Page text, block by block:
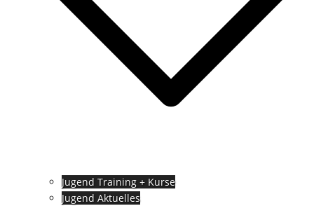
Jugend Training + Kurse
Jugend Aktuelles